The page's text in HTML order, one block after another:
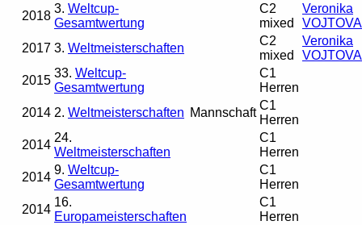
2018
3. Weltcup-
Gesamtwertung
C2
mixed
Veronika
VOJTOVA
2017 3. Weltmeisterschaften
C2
mixed
Veronika
VOJTOVA
2015
33. Weltcup-
Gesamtwertung
C1
Herren
2014 2. Weltmeisterschaften Mannschaft
C1
Herren
2014
24.
Weltmeisterschaften
C1
Herren
2014
9. Weltcup-
Gesamtwertung
C1
Herren
2014
16.
Europameisterschaften
C1
Herren